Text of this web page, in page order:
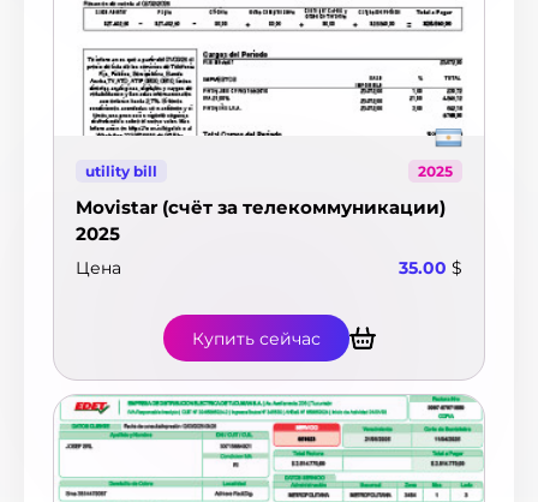
utility bill 2025
Movistar (счёт за телекоммуникации)
2025
Цена 35.00 $
Купить сейчас